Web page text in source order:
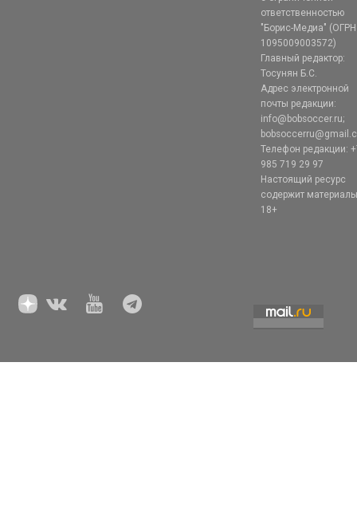
ответственностью
"Борис-Медиа" (ОГРН
1095009003572)
Главный редактор:
Тосунян Б.С.
Адрес электронной
почты редакции:
info@bobsoccer.ru;
Телефон редакции:
985 719 29 97
Настоящий ресурс
содержит
18+